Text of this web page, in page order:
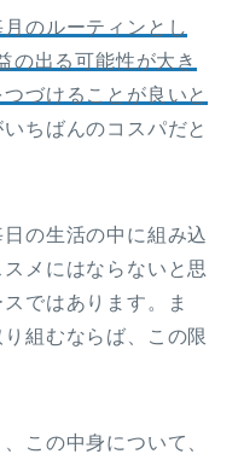
のルーティンとし
の出る可能性が大き
づけることが良いと
ちばんのコスパだと
の生活の中に組み込
メにはならないと思
ではあります。ま
組むならば、この限
この中身について、